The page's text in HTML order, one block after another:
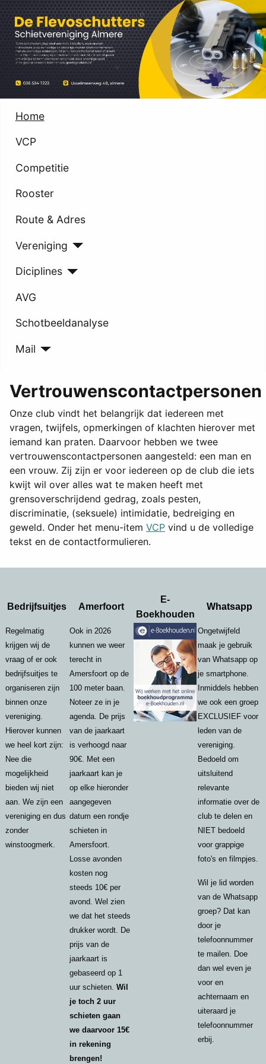
Home
VCP
Competitie
Rooster
Route & Adres
Vereniging
Diciplines
AVG
Schotbeeldanalyse
Mail
Vertrouwenscontactpersonen
Onze club vindt het belangrijk dat iedereen met
vragen, twijfels, opmerkingen of klachten hierover met
iemand kan praten. Daarvoor hebben we twee
vertrouwenscontactpersonen aangesteld: een man en
een vrouw. Zij zijn er voor iedereen op de club die iets
kwijt wil over alles wat te maken heeft met
grensoverschrijdend gedrag, zoals pesten,
discriminatie, (seksuele) intimidatie, bedreiging en
geweld. Onder het menu-item VCP vind u de volledige
tekst en de contactformulieren.
Bedrijfsuitjes Amerfoort
E-
Boekhouden
Whatsapp
Regelmatig
krijgen wij de
vraag of er ook
bedrijfsuitjes te
organiseren zijn
binnen onze
vereniging.
Hierover kunnen
we heel kort zijn:
Nee die
mogelijkheid
bieden wij niet
aan. We zijn een
vereniging en dus
zonder
winstoogmerk.
Ook in 2026
kunnen we weer
terecht in
Amersfoort op de
100 meter baan.
Noteer ze in je
agenda. De prijs
van de jaarkaart
is verhoogd naar
90€. Met een
jaarkaart kan je
op elke hieronder
aangegeven
datum een rondje
schieten in
Amersfoort.
Losse avonden
kosten nog
steeds 10€ per
avond. Wel zien
we dat het steeds
drukker wordt. De
prijs van de
jaarkaart is
gebaseerd op 1
uur schieten. Wil
je toch 2 uur
schieten gaan
we daarvoor 15€
in rekening
brengen!
Ongetwijfeld
maak je gebruik
van Whatsapp op
je smartphone.
Inmiddels hebben
we ook een groep
EXCLUSIEF voor
leden van de
vereniging.
Bedoeld om
uitsluitend
relevante
informatie over de
club te delen en
NIET bedoeld
voor grappige
foto's en filmpjes.
Wil je lid worden
van de Whatsapp
groep? Dat kan
door je
telefoonnummer
te mailen. Doe
dan wel even je
voor en
achternaam en
uiteraard je
telefoonnummer
erbij.